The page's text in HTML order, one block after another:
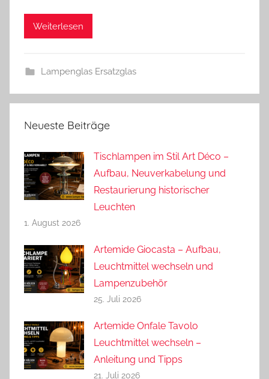
Weiterlesen
Lampenglas Ersatzglas
Neueste Beiträge
Tischlampen im Stil Art Déco –
Aufbau, Neuverkabelung und
Restaurierung historischer
Leuchten
1. August 2026
Artemide Giocasta – Aufbau,
Leuchtmittel wechseln und
Lampenzubehör
25. Juli 2026
Artemide Onfale Tavolo
Leuchtmittel wechseln –
Anleitung und Tipps
21. Juli 2026